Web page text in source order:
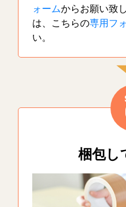
ォームからお願い致
は、こちらの専用フ
い。
梱包し